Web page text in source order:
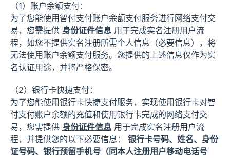
（1）账户余额支付：
为了您能使用智付支付账户余额支付服务进行网络支付交
易，您需提供 身份证件信息 用于完成实名注册用户流
程，如您不提供实名注册所需个人信息（必要信息），将
无法使用账户余额支付服务。您提供的上述信息仅作为实
名认证用途，并将严格保密。
（2）银行卡快捷支付：
为了您能使用银行卡快捷支付服务，实现使用银行卡对智
付支付账户余额的充值和使用银行卡完成的网络支付交
易，您需提供 身份证件信息 用于完成实名注册用户流
程，并提供您的以下必要信息： 银行卡号码、姓名、身份
证号码、银行预留手机号（同本人注册用户移动电话号